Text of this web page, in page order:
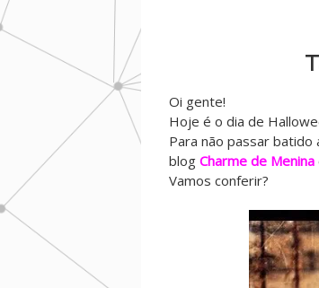
Oi gente!
Hoje é o dia de
Para não passar
blog Charme de Menina
Vamos conferir?